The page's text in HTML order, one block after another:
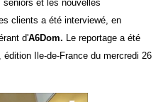
séniors et les nouvelles
clients a été interviewé, en
d'A6Dom. Le reportage a été
Ile-de-France du mercredi 26